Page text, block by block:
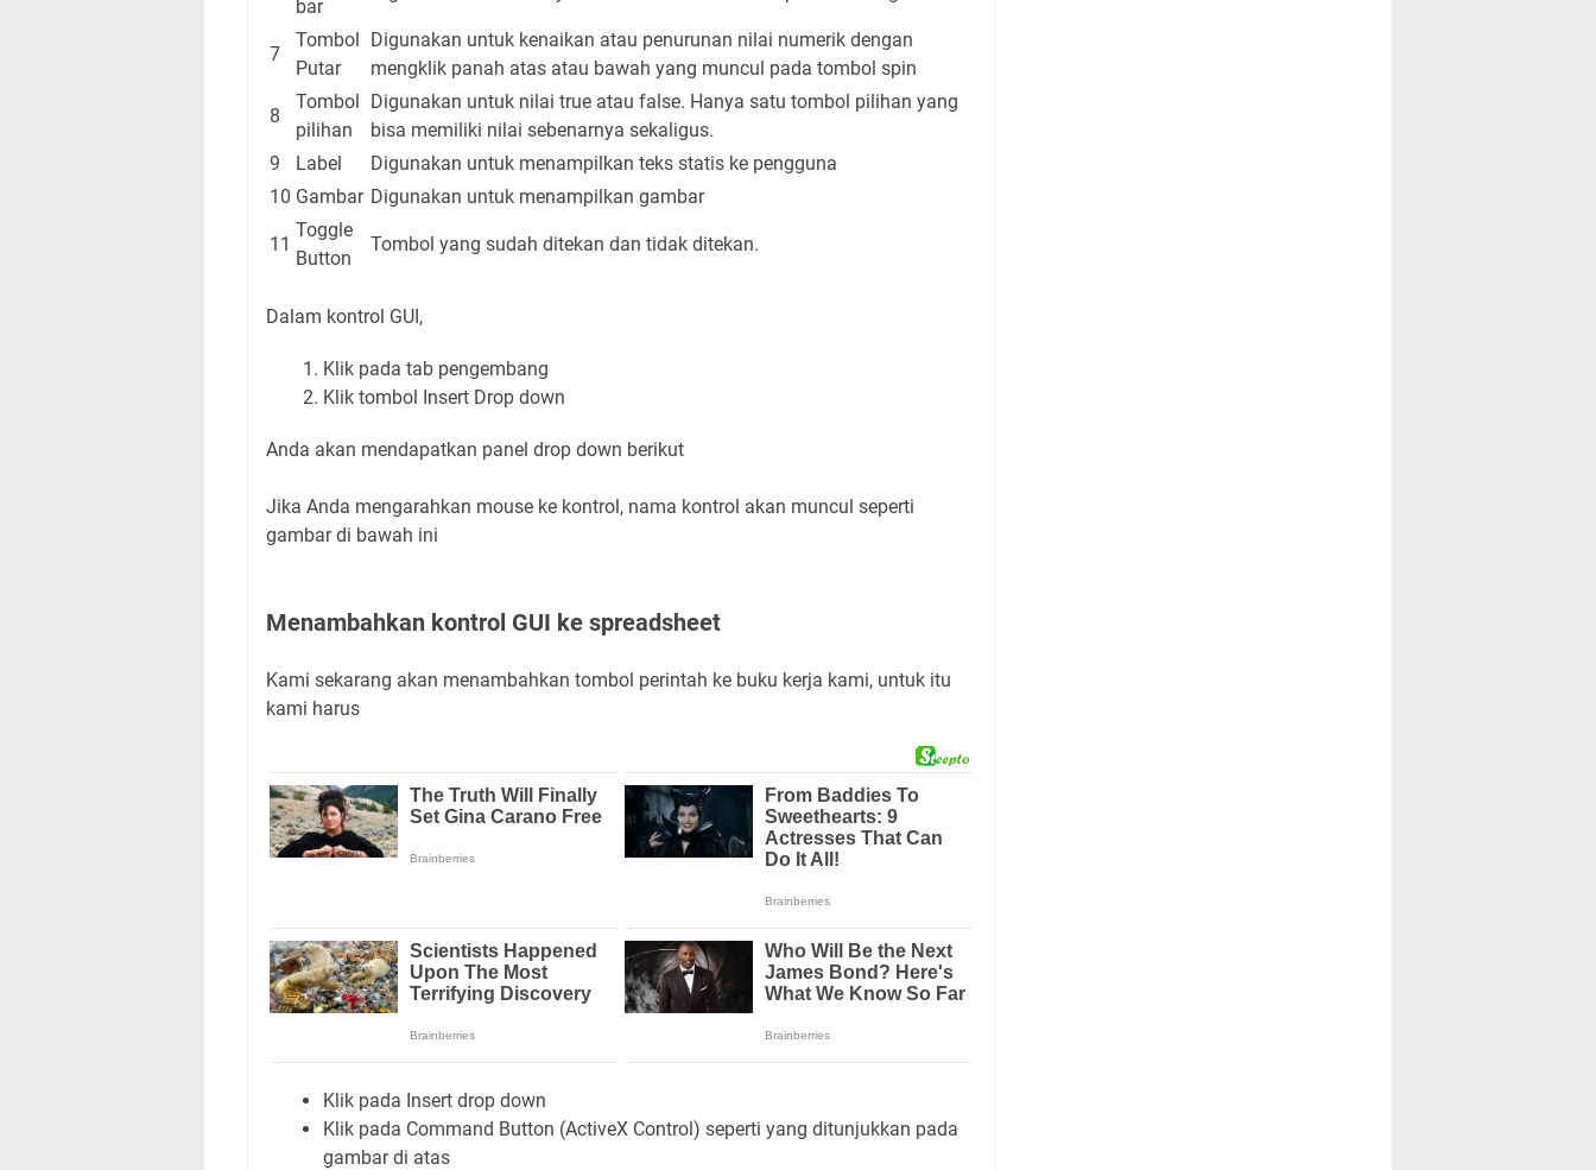
bar
7
Tombol
Putar
Digunakan untuk kenaikan atau penurunan nilai numerik dengan
mengklik panah atas atau bawah yang muncul pada tombol spin
8
Tombol
pilihan
Digunakan untuk nilai true atau false. Hanya satu tombol pilihan yang
bisa memiliki nilai sebenarnya sekaligus.
9
Label
Digunakan untuk menampilkan teks statis ke pengguna
10 Gambar Digunakan untuk menampilkan gambar
11
Toggle
Button
Tombol yang sudah ditekan dan tidak ditekan.
Dalam kontrol GUI,
Klik pada tab pengembang
Klik tombol Insert Drop down
Anda akan mendapatkan panel drop down berikut
Jika Anda mengarahkan mouse ke kontrol, nama kontrol akan muncul seperti
gambar di bawah ini
Menambahkan kontrol GUI ke spreadsheet
Kami sekarang akan menambahkan tombol perintah ke buku kerja kami, untuk itu
kami harus
Klik pada Insert drop down
Klik pada Command Button (ActiveX Control) seperti yang ditunjukkan pada
gambar di atas